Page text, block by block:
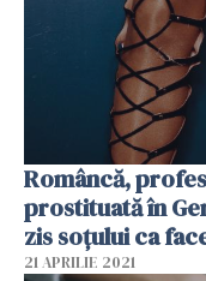
Româncă,
prostituată în
zis soțului ca
21 APRILIE 2021